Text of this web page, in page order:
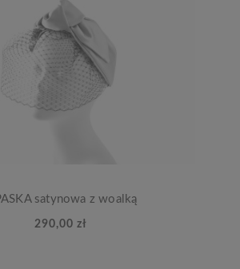
satynowa z woalką
290,00 zł